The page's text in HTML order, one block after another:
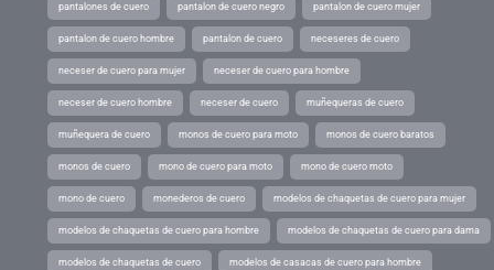
pantalones de cuero pantalon de cuero negro pantalon de cuero mujer
pantalon de cuero hombre pantalon de cuero neceseres de cuero
neceser de cuero para mujer neceser de cuero para hombre
neceser de cuero hombre neceser de cuero muñequeras de cuero
muñequera de cuero monos de cuero para moto monos de cuero baratos
monos de cuero mono de cuero para moto mono de cuero moto
mono de cuero monederos de cuero modelos de chaquetas de cuero para mujer
modelos de chaquetas de cuero para hombre modelos de chaquetas de cuero para dama
modelos de chaquetas de cuero modelos de casacas de cuero para hombre